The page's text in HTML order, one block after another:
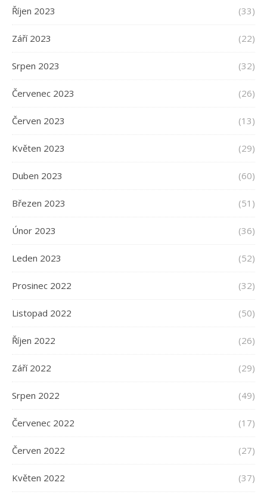
Říjen 2023 (33)
Září 2023 (22)
Srpen 2023 (32)
Červenec 2023 (26)
Červen 2023 (13)
Květen 2023 (29)
Duben 2023 (60)
Březen 2023 (51)
Únor 2023 (36)
Leden 2023 (52)
Prosinec 2022 (32)
Listopad 2022 (50)
Říjen 2022 (26)
Září 2022 (29)
Srpen 2022 (49)
Červenec 2022 (17)
Červen 2022 (27)
Květen 2022 (37)